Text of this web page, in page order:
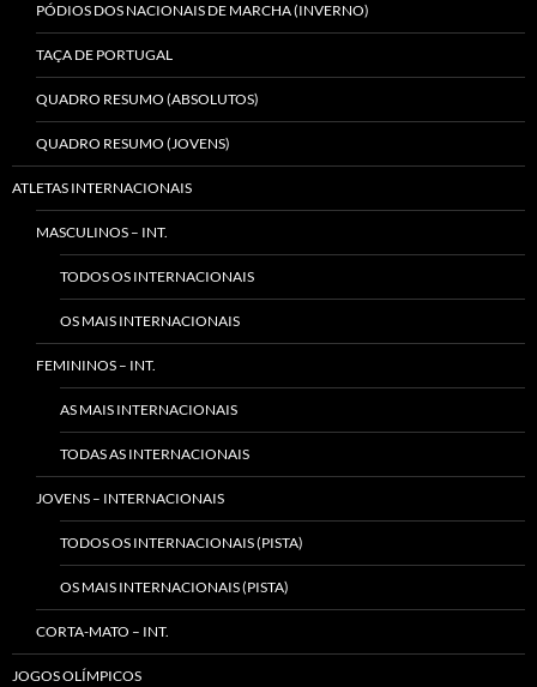
PÓDIOS DOS NACIONAIS DE MARCHA (INVERNO)
TAÇA DE PORTUGAL
QUADRO RESUMO (ABSOLUTOS)
QUADRO RESUMO (JOVENS)
ATLETAS INTERNACIONAIS
MASCULINOS – INT.
TODOS OS INTERNACIONAIS
OS MAIS INTERNACIONAIS
FEMININOS – INT.
AS MAIS INTERNACIONAIS
TODAS AS INTERNACIONAIS
JOVENS – INTERNACIONAIS
TODOS OS INTERNACIONAIS (PISTA)
OS MAIS INTERNACIONAIS (PISTA)
CORTA-MATO – INT.
JOGOS OLÍMPICOS